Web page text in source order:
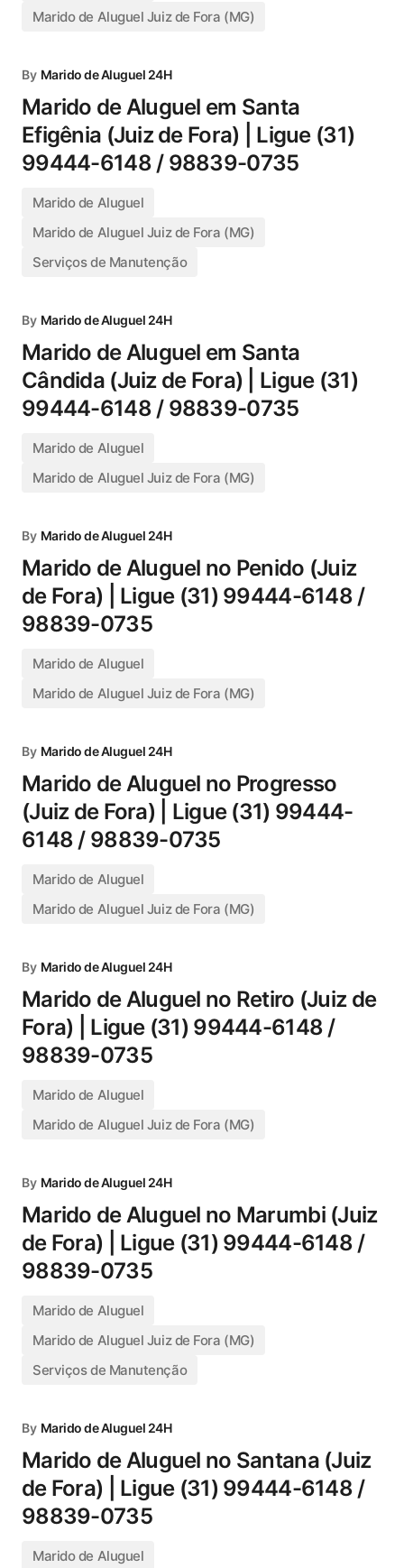
Marido de Aluguel Juiz de Fora (MG)
By Marido de Aluguel 24H
Marido de Aluguel em Santa
Efigênia (Juiz de Fora) | Ligue (31)
99444-6148 / 98839-0735
Marido de Aluguel
Marido de Aluguel Juiz de Fora (MG)
Serviços de Manutenção
By Marido de Aluguel 24H
Marido de Aluguel em Santa
Cândida (Juiz de Fora) | Ligue (31)
99444-6148 / 98839-0735
Marido de Aluguel
Marido de Aluguel Juiz de Fora (MG)
By Marido de Aluguel 24H
Marido de Aluguel no Penido (Juiz
de Fora) | Ligue (31) 99444-6148 /
98839-0735
Marido de Aluguel
Marido de Aluguel Juiz de Fora (MG)
By Marido de Aluguel 24H
Marido de Aluguel no Progresso
(Juiz de Fora) | Ligue (31) 99444-
6148 / 98839-0735
Marido de Aluguel
Marido de Aluguel Juiz de Fora (MG)
By Marido de Aluguel 24H
Marido de Aluguel no Retiro (Juiz de
Fora) | Ligue (31) 99444-6148 /
98839-0735
Marido de Aluguel
Marido de Aluguel Juiz de Fora (MG)
By Marido de Aluguel 24H
Marido de Aluguel no Marumbi (Juiz
de Fora) | Ligue (31) 99444-6148 /
98839-0735
Marido de Aluguel
Marido de Aluguel Juiz de Fora (MG)
Serviços de Manutenção
By Marido de Aluguel 24H
Marido de Aluguel no Santana (Juiz
de Fora) | Ligue (31) 99444-6148 /
98839-0735
Marido de Aluguel